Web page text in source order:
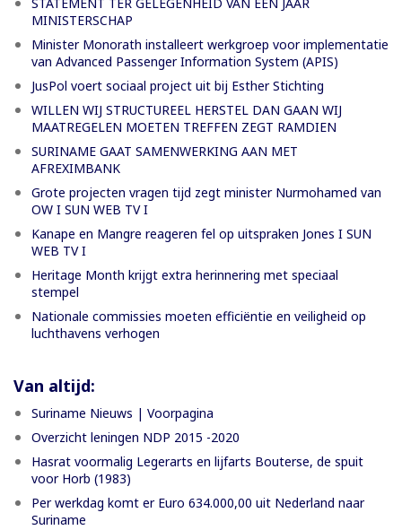
STATEMENT TER GELEGENHEID VAN ÉÉN JAAR
MINISTERSCHAP
Minister Monorath installeert werkgroep voor implementatie
van Advanced Passenger Information System (APIS)
JusPol voert sociaal project uit bij Esther Stichting
WILLEN WIJ STRUCTUREEL HERSTEL DAN GAAN WIJ
MAATREGELEN MOETEN TREFFEN ZEGT RAMDIEN
SURINAME GAAT SAMENWERKING AAN MET
AFREXIMBANK
Grote projecten vragen tijd zegt minister Nurmohamed van
OW I SUN WEB TV I
Kanape en Mangre reageren fel op uitspraken Jones I SUN
WEB TV I
Heritage Month krijgt extra herinnering met speciaal
stempel
Nationale commissies moeten efficiëntie en veiligheid op
luchthavens verhogen
Van altijd:
Suriname Nieuws | Voorpagina
Overzicht leningen NDP 2015 -2020
Hasrat voormalig Legerarts en lijfarts Bouterse, de spuit
voor Horb (1983)
Per werkdag komt er Euro 634.000,00 uit Nederland naar
Suriname